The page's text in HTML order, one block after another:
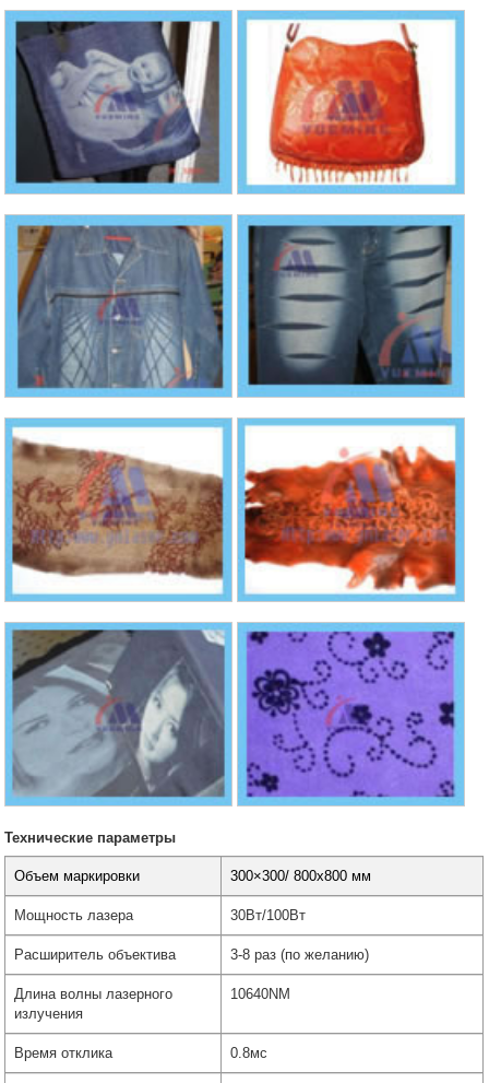
Технические параметры
Объем маркировки 300×300/ 800x800 мм
Мощность лазера 30Вт/100Вт
Расширитель объектива 3-8 раз (по желанию)
Длина волны лазерного
излучения
10640NM
Время отклика 0.8мс